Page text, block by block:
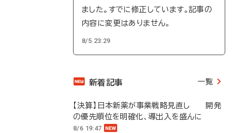
ました。すでに修正しています。記事の
内容に変更はありません。
8/5 23:29
新着記事 一覧
【決算】日本新薬が事業戦略見直し 開発
の優先順位を明確化、導出入を盛んに
8/6 19:47